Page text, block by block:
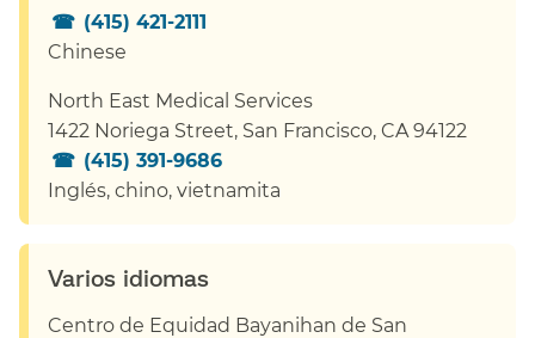
(415) 421-2111
Chinese
North East Medical Services​​
1422 Noriega Street, San Francisco, CA 94122​​
(415) 391-9686
Inglés, chino, vietnamita​​
Varios idiomas​​
Centro de Equidad Bayanihan de San